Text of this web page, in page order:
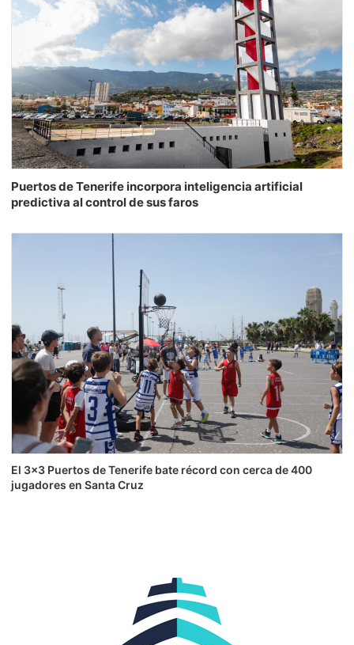
Puertos de Tenerife incorpora inteligencia artificial
predictiva al control de sus faros
El 3×3 Puertos de Tenerife bate récord con cerca de 400
jugadores en Santa Cruz